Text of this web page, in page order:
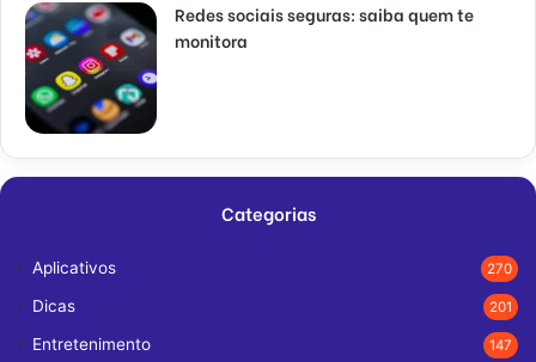
Redes sociais seguras: saiba quem te
monitora
Categorias
Aplicativos 270
Dicas 201
Entretenimento 147